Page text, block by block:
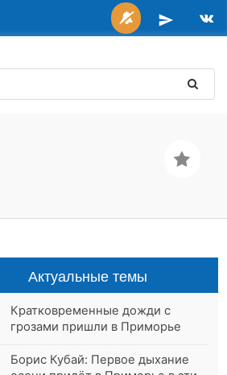
Актуальные темы
Кратковременные дожди с
грозами пришли в Приморье
Борис Кубай: Первое дыхание